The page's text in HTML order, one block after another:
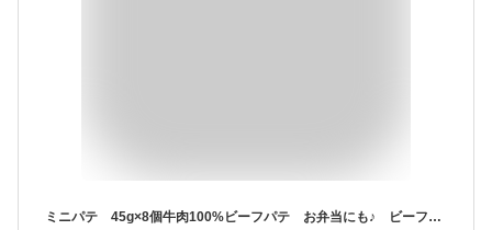
ミニパテ 45g×8個牛肉100%ビーフパテ お弁当にも♪ ビーフパテ・パティ（冷凍ハンバーガー） グラスフェッドビーフ 牧草牛 オージー Sliderスライダー オージー・ビーフ - B129